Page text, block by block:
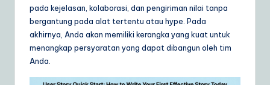
D
ai
pada kejelasan, kolaborasi, dan pengiriman nilai tanpa
bergantung pada alat tertentu atau hype. Pada
akhirnya, Anda akan memiliki kerangka yang kuat untuk
menangkap persyaratan yang dapat dibangun oleh tim
Anda.